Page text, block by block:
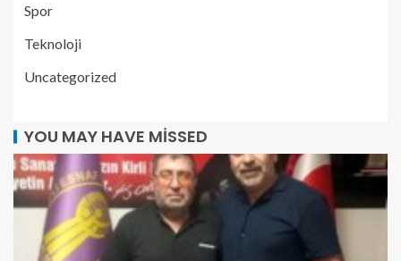
Spor
Teknoloji
Uncategorized
YOU MAY HAVE MISSED